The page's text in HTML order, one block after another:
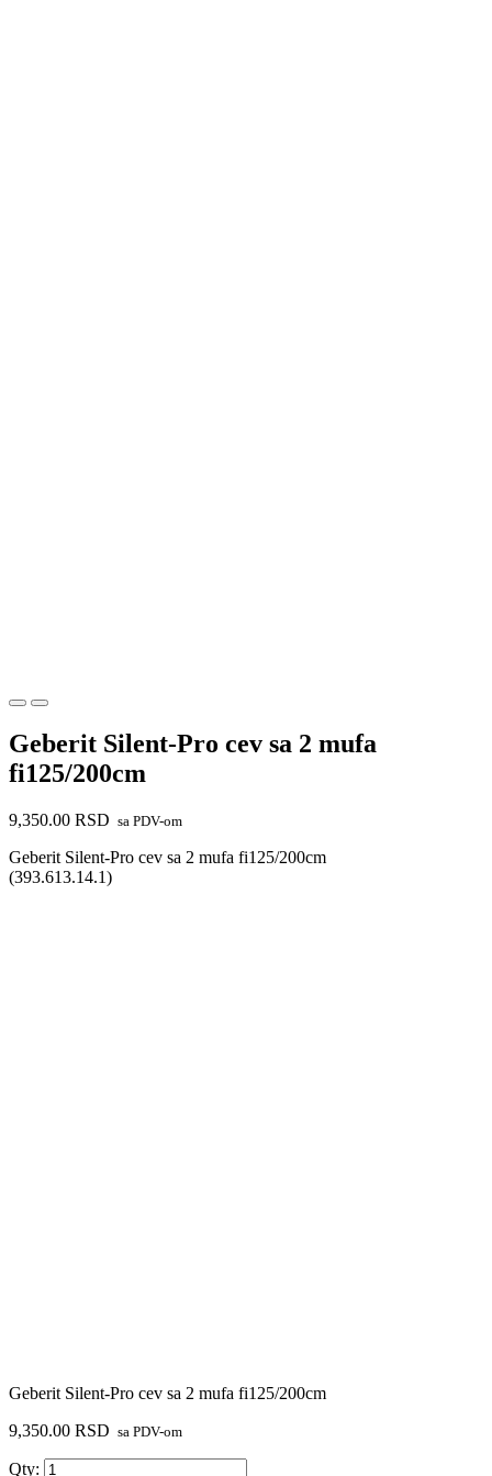
Geberit Silent-Pro cev sa 2 mufa
fi125/200cm
9,350.00 RSD sa PDV-om
Geberit Silent-Pro cev sa 2 mufa fi125/200cm
(393.613.14.1)
Geberit Silent-Pro cev sa 2 mufa fi125/200cm
9,350.00 RSD sa PDV-om
Qty: Geberit